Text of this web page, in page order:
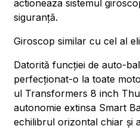
actioneaza sistemul
siguranță.
Giroscop similar cu cel al
Datorită funcției de auto-
perfecționat-o la toate
ul Transformers 8 inch
autonomie extinsa Smart
echilibrul orizontal chiar și